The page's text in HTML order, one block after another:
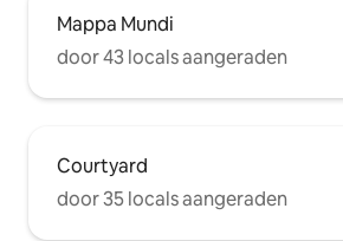
Mappa Mundi
door 43 locals aangeraden
Courtyard
door 35 locals aangeraden